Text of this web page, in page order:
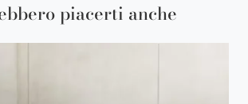
piacerti anche